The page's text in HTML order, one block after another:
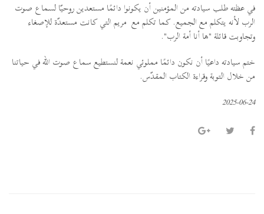
في عظته طلب سيادته من المؤمنين أن يكونوا دائمًا مستعدين روحيّا لسماع صوت
الرب لأنه يتكلم مع الجميع. كما تكلم مع مريم التي كانت مستعدّة للإصغاء
وتجاوبت قائلة "ها أنا أمة الرب".
ختم سيادته داعيًا أن نكون دائمًا مملوئي نعمة لنستطيع سماع صوت الله في حياتنا
من خلال التوبة وقراءة الكتاب المقدّس.
2025-06-24